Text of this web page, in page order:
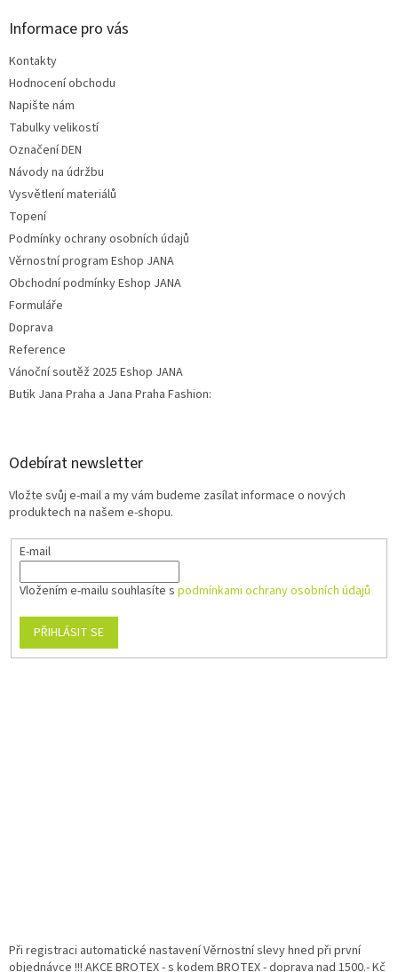
Informace pro vás
Kontakty
Hodnocení obchodu
Napište nám
Tabulky velikostí
Označení DEN
Návody na údržbu
Vysvětlení materiálů
Topení
Podmínky ochrany osobních údajů
Věrnostní program Eshop JANA
Obchodní podmínky Eshop JANA
Formuláře
Doprava
Reference
Vánoční soutěž 2025 Eshop JANA
Butik Jana Praha a Jana Praha Fashion:
Odebírat newsletter
Vložte svůj e-mail a my vám budeme zasílat informace o nových
produktech na našem e-shopu.
E-mail
Vložením e-mailu souhlasíte s podmínkami ochrany osobních údajů
PŘIHLÁSIT SE
Při registraci automatické nastavení Věrnostní slevy hned při první
objednávce !!! AKCE BROTEX - s kodem BROTEX - doprava nad 1500.- Kč